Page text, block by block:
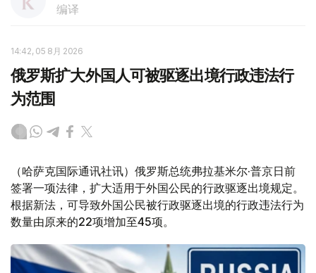
编译
14:42, 05 8月 2026
俄罗斯扩大外国人可被驱逐出境行政违法行
为范围
（哈萨克国际通讯社讯）俄罗斯总统弗拉基米尔·普京日前
签署一项法律，扩大适用于外国公民的行政驱逐出境规定。
根据新法，可导致外国公民被行政驱逐出境的行政违法行为
数量由原来的22项增加至45项。